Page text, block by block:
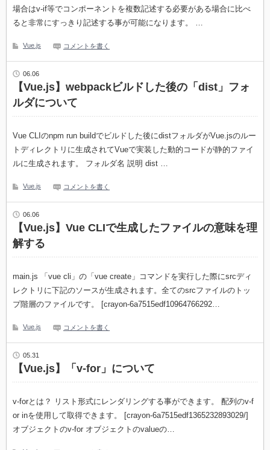
場合はv-if等でコンポーネントを複数記述する必要がある場合に比べ
ると非常にすっきり記述する事が可能になります。 …
Vue.js コメントを書く
06.06
【Vue.js】webpackビルドした後の「dist」フォ
ルダについて
Vue CLIのnpm run buildでビルドした後にdistフォルダがVue.jsのルー
トディレクトリに生成されてVueで実装した動的コードが静的ファイ
ルに生成されます。 フォルダ名 説明 dist …
Vue.js コメントを書く
06.06
【Vue.js】Vue CLIで生成したファイルの意味を理
解する
main.js 「vue cli」の「vue create」コマンドを実行した際にsrcディ
レクトリに下記のソースが生成されます。全てのsrcファイルのトッ
プ階層のファイルです。 [crayon-6a7515edf10964766292…
Vue.js コメントを書く
05.31
【Vue.js】「v-for」について
v-forとは？ リスト形式にレンダリングする事ができます。 配列のv-f
or inを使用して取得できます。 [crayon-6a7515edf1365232893029/]
オブジェクトのv-for オブジェクトのvalueの…